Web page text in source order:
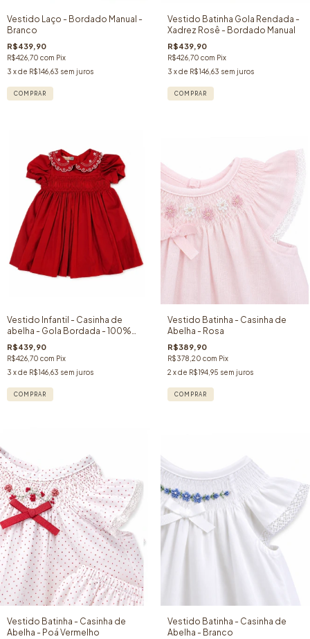
Vestido Laço - Bordado Manual -
Branco
R$439,90
R$426,70 com Pix
3 x de R$146,63 sem juros
COMPRAR
Vestido Batinha Gola Rendada -
Xadrez Rosê - Bordado Manual
R$439,90
R$426,70 com Pix
3 x de R$146,63 sem juros
COMPRAR
Vestido Infantil - Casinha de
abelha - Gola Bordada - 100%
algodão- Vermelho
R$439,90
R$426,70 com Pix
3 x de R$146,63 sem juros
COMPRAR
Vestido Batinha - Casinha de
Abelha - Rosa
R$389,90
R$378,20 com Pix
2 x de R$194,95 sem juros
COMPRAR
Vestido Batinha - Casinha de
Abelha - Poá Vermelho
Vestido Batinha - Casinha de
Abelha - Branco